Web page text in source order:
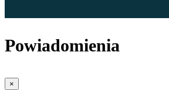
Powiadomienia
×